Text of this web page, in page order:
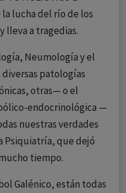
la lucha del río de los
lleva a tragedias.
Neumología y el
patologías
otras— o el
endocrinológica —
nuestras verdades
Psiquiatría, que dejó
tiempo.
Galénico, están todas